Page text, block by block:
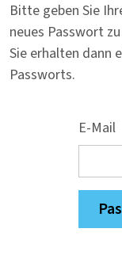
Bitte geben Sie
neues Passwort
Sie erhalten dann
Passworts.
E-Mail